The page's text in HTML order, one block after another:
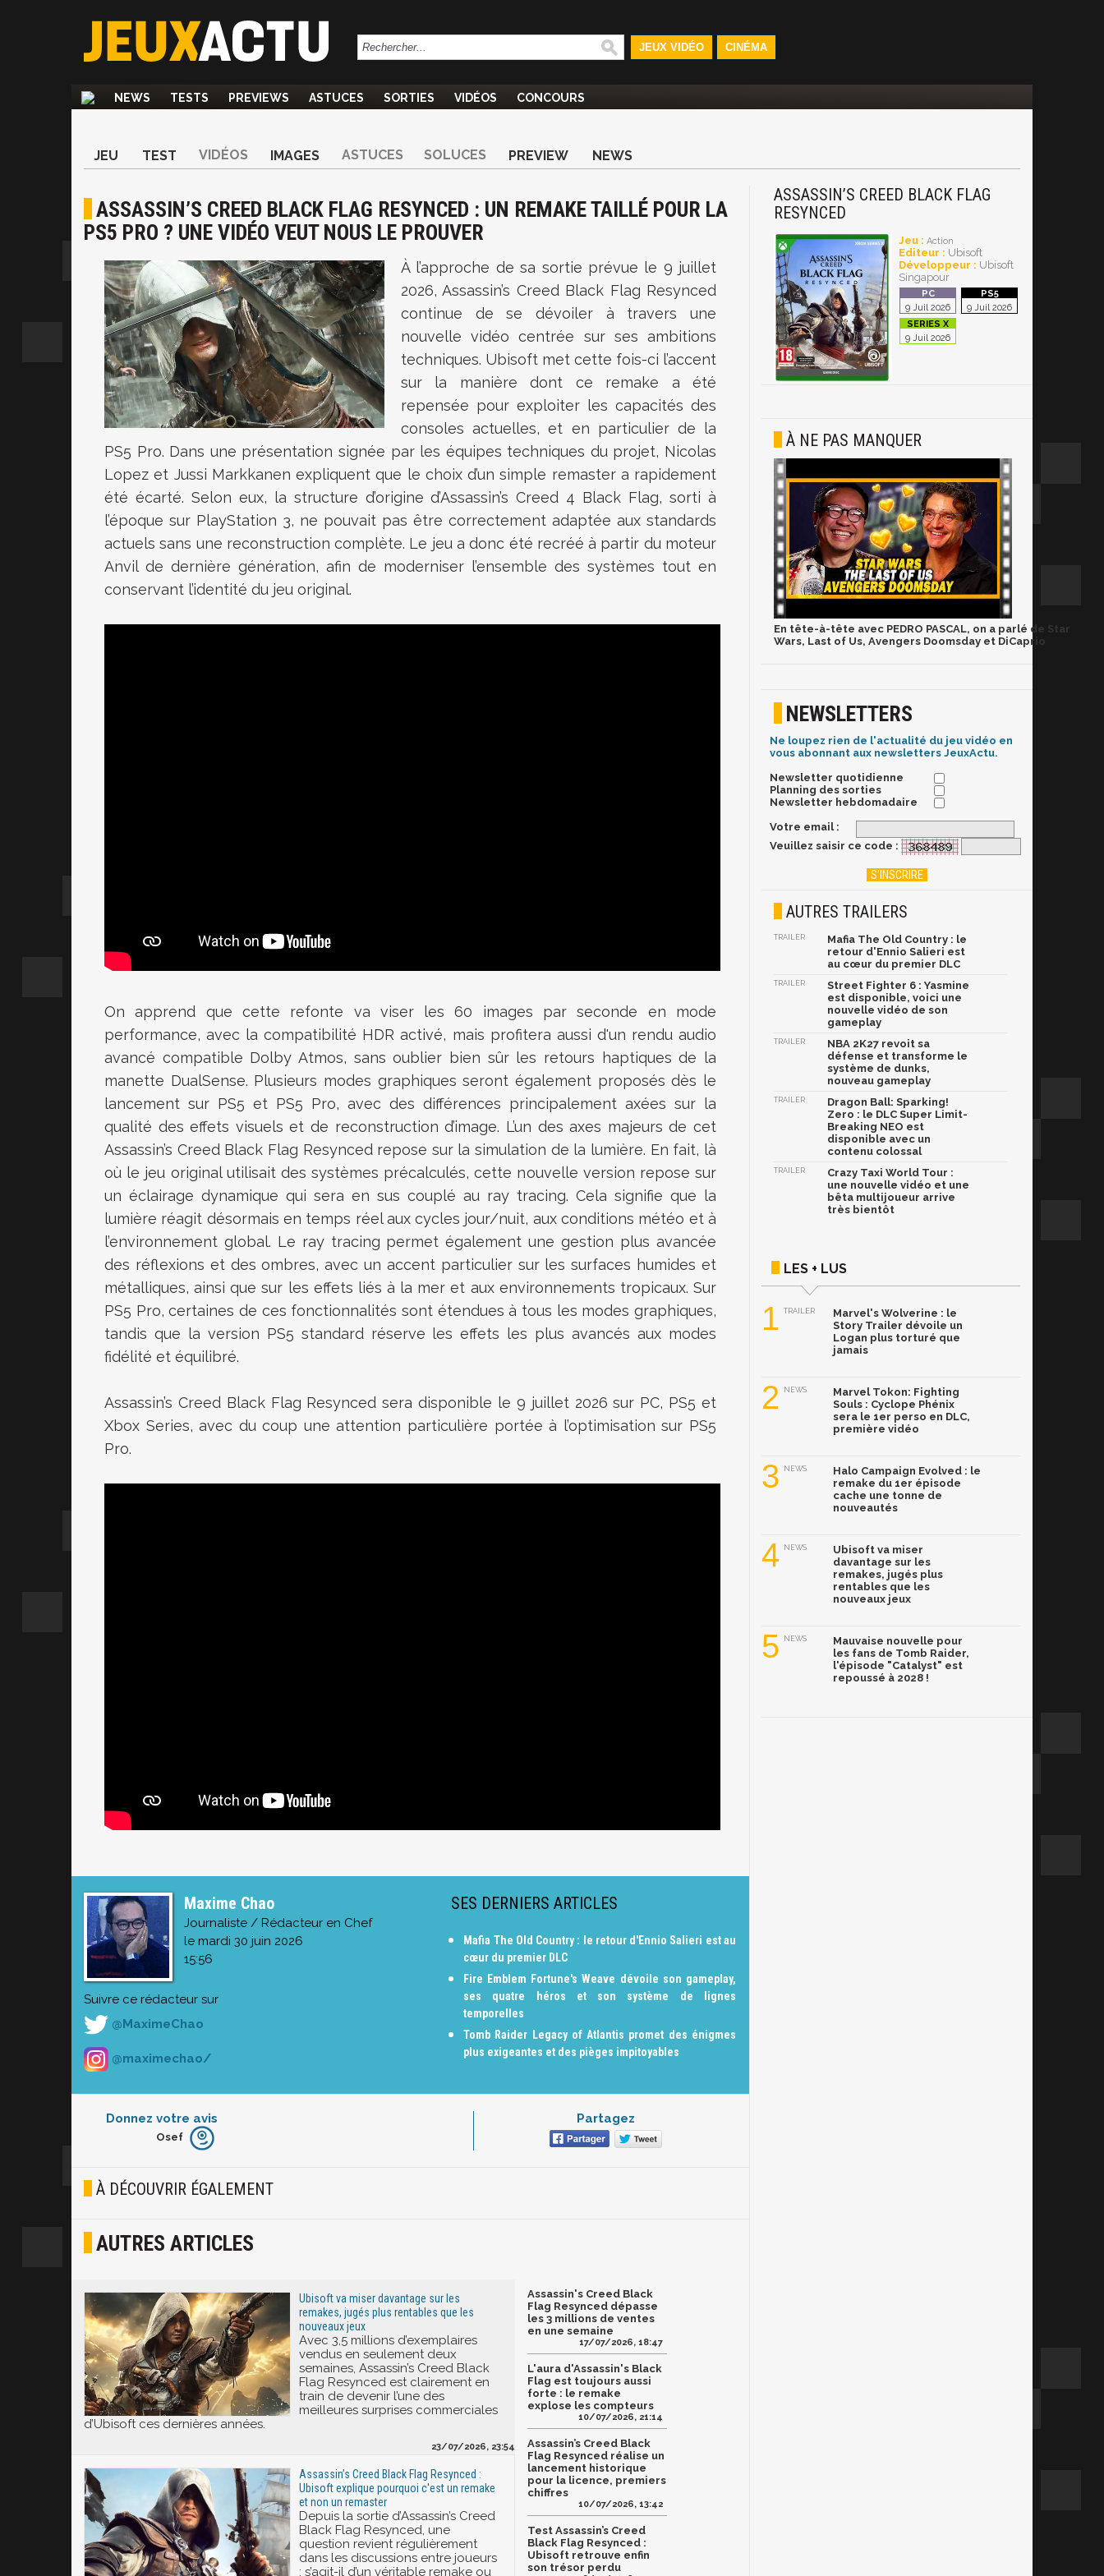
JEUX VIDÉO CINÉMA
NEWS TESTS PREVIEWS ASTUCES SORTIES VIDÉOS CONCOURS
JEU TEST VIDÉOS IMAGES ASTUCES SOLUCES PREVIEW NEWS
ASSASSIN’S CREED BLACK FLAG RESYNCED : UN REMAKE TAILLÉ POUR LA
PS5 PRO ? UNE VIDÉO VEUT NOUS LE PROUVER
À l’approche de sa sortie prévue le 9 juillet
2026, Assassin’s Creed Black Flag Resynced
continue de se dévoiler à travers une
nouvelle vidéo centrée sur ses ambitions
techniques. Ubisoft met cette fois-ci l’accent
sur la manière dont ce remake a été
repensée pour exploiter les capacités des
consoles actuelles, et en particulier de la
PS5 Pro. Dans une présentation signée par les équipes techniques du projet, Nicolas
Lopez et Jussi Markkanen expliquent que le choix d’un simple remaster a rapidement
été écarté. Selon eux, la structure d’origine d’Assassin’s Creed 4 Black Flag, sorti à
l’époque sur PlayStation 3, ne pouvait pas être correctement adaptée aux standards
actuels sans une reconstruction complète. Le jeu a donc été recréé à partir du moteur
Anvil de dernière génération, afin de moderniser l’ensemble des systèmes tout en
conservant l’identité du jeu original.
On apprend que cette refonte va viser les 60 images par seconde en mode
performance, avec la compatibilité HDR activé, mais profitera aussi d'un rendu audio
avancé compatible Dolby Atmos, sans oublier bien sûr les retours haptiques de la
manette DualSense. Plusieurs modes graphiques seront également proposés dès le
lancement sur PS5 et PS5 Pro, avec des différences principalement axées sur la
qualité des effets visuels et de reconstruction d’image. L’un des axes majeurs de cet
Assassin’s Creed Black Flag Resynced repose sur la simulation de la lumière. En fait, là
où le jeu original utilisait des systèmes précalculés, cette nouvelle version repose sur
un éclairage dynamique qui sera en sus couplé au ray tracing. Cela signifie que la
lumière réagit désormais en temps réel aux cycles jour/nuit, aux conditions météo et à
l’environnement global. Le ray tracing permet également une gestion plus avancée
des réflexions et des ombres, avec un accent particulier sur les surfaces humides et
métalliques, ainsi que sur les effets liés à la mer et aux environnements tropicaux. Sur
PS5 Pro, certaines de ces fonctionnalités sont étendues à tous les modes graphiques,
tandis que la version PS5 standard réserve les effets les plus avancés aux modes
fidélité et équilibré.
Assassin’s Creed Black Flag Resynced sera disponible le 9 juillet 2026 sur PC, PS5 et
Xbox Series, avec du coup une attention particulière portée à l’optimisation sur PS5
Pro.
Maxime Chao
Journaliste / Rédacteur en Chef
le mardi 30 juin 2026
15:56
Suivre ce rédacteur sur
@MaximeChao
@maximechao/
SES DERNIERS ARTICLES
Mafia The Old Country : le retour d'Ennio Salieri est au
cœur du premier DLC
Fire Emblem Fortune's Weave dévoile son gameplay,
ses quatre héros et son système de lignes
temporelles
Tomb Raider Legacy of Atlantis promet des énigmes
plus exigeantes et des pièges impitoyables
Donnez votre avis
Furieux
Joyeux
Osef
Partagez
À DÉCOUVRIR ÉGALEMENT
AUTRES ARTICLES
Ubisoft va miser davantage sur les
remakes, jugés plus rentables que les
nouveaux jeux
Avec 3,5 millions d’exemplaires
vendus en seulement deux
semaines, Assassin’s Creed Black
Flag Resynced est clairement en
train de devenir l’une des
meilleures surprises commerciales
d’Ubisoft ces dernières années.
23/07/2026, 23:54
Assassin’s Creed Black Flag Resynced :
Ubisoft explique pourquoi c'est un remake
et non un remaster
Depuis la sortie d’Assassin’s Creed
Black Flag Resynced, une
question revient régulièrement
dans les discussions entre joueurs
: s’agit-il d’un véritable remake ou
Assassin's Creed Black
Flag Resynced dépasse
les 3 millions de ventes
en une semaine
17/07/2026, 18:47
L'aura d'Assassin's Black
Flag est toujours aussi
forte : le remake
explose les compteurs
10/07/2026, 21:14
Assassin’s Creed Black
Flag Resynced réalise un
lancement historique
pour la licence, premiers
chiffres
10/07/2026, 13:42
Test Assassin’s Creed
Black Flag Resynced :
Ubisoft retrouve enfin
son trésor perdu
ASSASSIN’S CREED BLACK FLAG
RESYNCED
Jeu : Action
Editeur : Ubisoft
Développeur : Ubisoft
Singapour
9 Juil 2026 9 Juil 2026
9 Juil 2026
À NE PAS MANQUER
En tête-à-tête avec PEDRO PASCAL, on a parlé de Star
Wars, Last of Us, Avengers Doomsday et DiCaprio
NEWSLETTERS
Ne loupez rien de l'actualité du jeu vidéo en
vous abonnant aux newsletters JeuxActu.
Newsletter quotidienne
Planning des sorties
Newsletter hebdomadaire
Votre email :
Veuillez saisir ce code :
AUTRES TRAILERS
TRAILER
Mafia The Old Country : le
retour d'Ennio Salieri est
au cœur du premier DLC
TRAILER
Street Fighter 6 : Yasmine
est disponible, voici une
nouvelle vidéo de son
gameplay
TRAILER
NBA 2K27 revoit sa
défense et transforme le
système de dunks,
nouveau gameplay
TRAILER
Dragon Ball: Sparking!
Zero : le DLC Super Limit-
Breaking NEO est
disponible avec un
contenu colossal
TRAILER
Crazy Taxi World Tour :
une nouvelle vidéo et une
bêta multijoueur arrive
très bientôt
LES + LUS
1 TRAILER
Marvel's Wolverine : le
Story Trailer dévoile un
Logan plus torturé que
jamais
2 NEWS
Marvel Tokon: Fighting
Souls : Cyclope Phénix
sera le 1er perso en DLC,
première vidéo
3 NEWS
Halo Campaign Evolved : le
remake du 1er épisode
cache une tonne de
nouveautés
4 NEWS
Ubisoft va miser
davantage sur les
remakes, jugés plus
rentables que les
nouveaux jeux
5 NEWS
Mauvaise nouvelle pour
les fans de Tomb Raider,
l'épisode "Catalyst" est
repoussé à 2028 !